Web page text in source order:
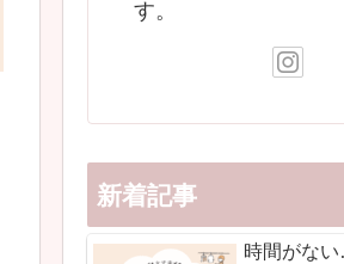
す。
新着記事
時間がな